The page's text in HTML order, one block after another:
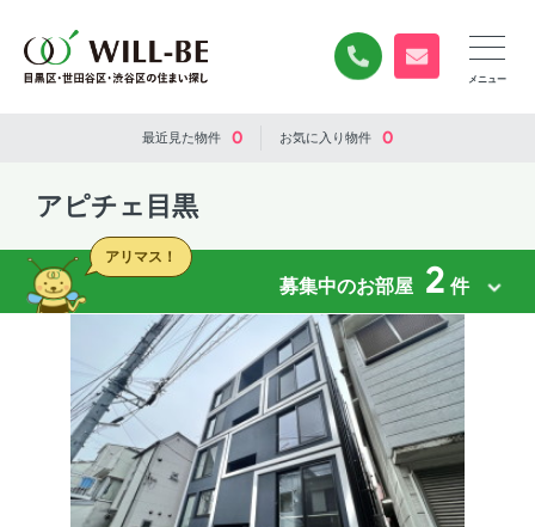
0120-840-834
無料お問い合
最近見た物件 0 お気に入り物件 0
アピチェ目黒
募集中のお部屋 2 件
アリマス！